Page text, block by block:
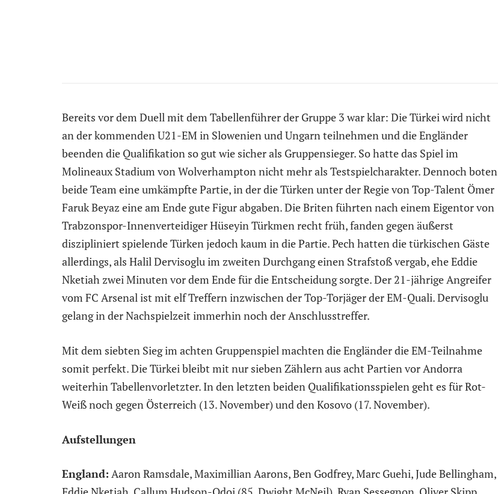
Bereits vor dem Duell mit dem Tabellenführer der Gruppe 3 war klar: Die Türkei wird nicht
an der kommenden U21-EM in Slowenien und Ungarn teilnehmen und die Engländer
beenden die Qualifikation so gut wie sicher als Gruppensieger. So hatte das Spiel im
Molineaux Stadium von Wolverhampton nicht mehr als Testspielcharakter. Dennoch boten
beide Team eine umkämpfte Partie, in der die Türken unter der Regie von Top-Talent Ömer
Faruk Beyaz eine am Ende gute Figur abgaben. Die Briten führten nach einem Eigentor von
Trabzonspor-Innenverteidiger Hüseyin Türkmen recht früh, fanden gegen äußerst
diszipliniert spielende Türken jedoch kaum in die Partie. Pech hatten die türkischen Gäste
allerdings, als Halil Dervisoglu im zweiten Durchgang einen Strafstoß vergab, ehe Eddie
Nketiah zwei Minuten vor dem Ende für die Entscheidung sorgte. Der 21-jährige Angreifer
vom FC Arsenal ist mit elf Treffern inzwischen der Top-Torjäger der EM-Quali. Dervisoglu
gelang in der Nachspielzeit immerhin noch der Anschlusstreffer.
Mit dem siebten Sieg im achten Gruppenspiel machten die Engländer die EM-Teilnahme
somit perfekt. Die Türkei bleibt mit nur sieben Zählern aus acht Partien vor Andorra
weiterhin Tabellenvorletzter. In den letzten beiden Qualifikationsspielen geht es für Rot-
Weiß noch gegen Österreich (13. November) und den Kosovo (17. November).
Aufstellungen
England: Aaron Ramsdale, Maximillian Aarons, Ben Godfrey, Marc Guehi, Jude Bellingham,